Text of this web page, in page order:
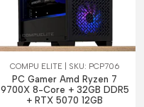
COMPU ELITE | SKU: PCP706
PC Gamer Amd Ryzen 7
9700X 8-Core + 32GB DDR5
+ RTX 5070 12GB